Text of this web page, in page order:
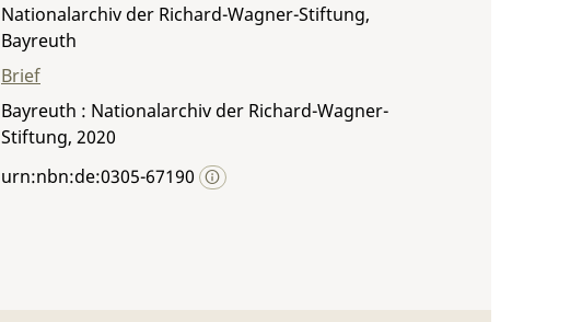
Nationalarchiv der Richard-Wagner-Stiftung,
Bayreuth
Brief
Bayreuth : Nationalarchiv der Richard-Wagner-
Stiftung, 2020
urn:nbn:de:0305-67190